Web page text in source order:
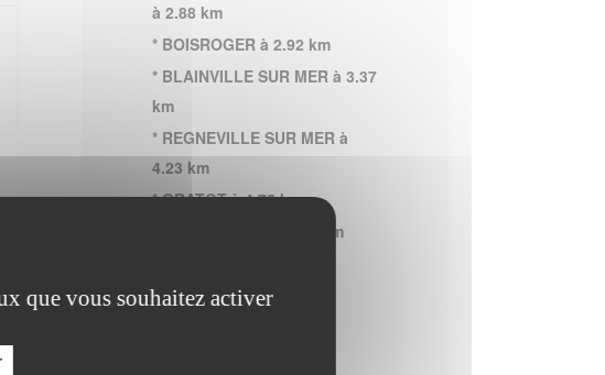
à 2.88 km
* BOISROGER à 2.92 km
* BLAINVILLE SUR MER à 3.37
km
* REGNEVILLE SUR MER à
4.23 km
* GRATOT à 4.75 km
* LA VENDELEE à 5.11 km
BLOUETTE à 5.14 km
que vous souhaitez activer